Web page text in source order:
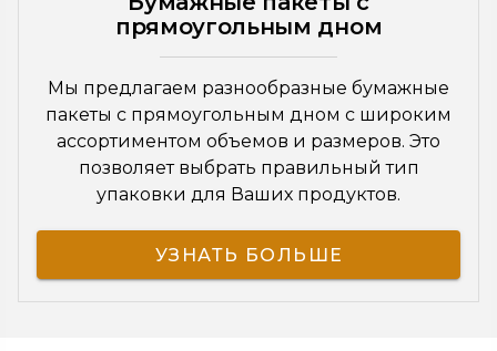
прямоугольным дном
Мы предлагаем разнообразные бумажные
пакеты с прямоугольным дном с широким
ассортиментом объемов и размеров. Это
позволяет выбрать правильный тип
упаковки для Ваших продуктов.
УЗНАТЬ БОЛЬШЕ